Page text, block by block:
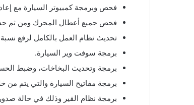
فحص وبرمجة كمبيوتر السيارة مع
فحص جميع أعطال المحرك ومن ثم
تحديث نظام العمل بالكامل لرفع
برمجة سوفت وير السيارة.
برمجة وتحديث البخاخات، وضبط
برمجة مفاتيح السيارة والتي يتم من
برمجة نظام القير وذلك في حالة